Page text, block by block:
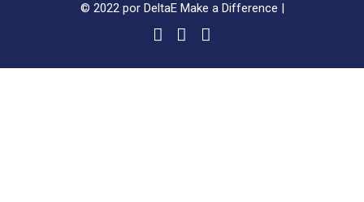
© 2022 por DeltaE Make a Difference |